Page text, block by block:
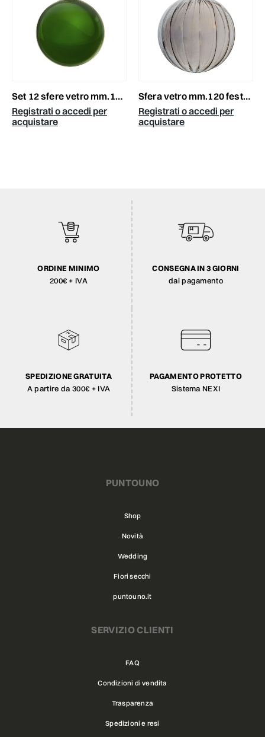
set 12 sfere vetro mm.100 verde
Registrati o accedi per
acquistare
sfera vetro mm.120 festonata luc. grigio
Registrati o accedi per
acquistare
ORDINE MINIMO
200€ + IVA
CONSEGNA IN 3 GIORNI
dal pagamento
SPEDIZIONE GRATUITA
A partire da 300€ + IVA
PAGAMENTO PROTETTO
Sistema NEXI
PUNTOUNO
Shop
Novità
Wedding
Fiori secchi
puntouno.it
SERVIZIO CLIENTI
FAQ
Condizioni di vendita
Trasparenza
Spedizioni e resi